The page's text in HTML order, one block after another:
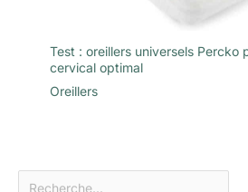
Test : oreillers universels Percko
cervical optimal
Oreillers